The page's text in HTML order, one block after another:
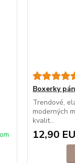
Boxerky
Trendové,
moderných
kvalit...
12,90